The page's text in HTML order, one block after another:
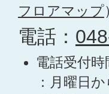
フロアマップ
電話：
電話受付時
：月曜日